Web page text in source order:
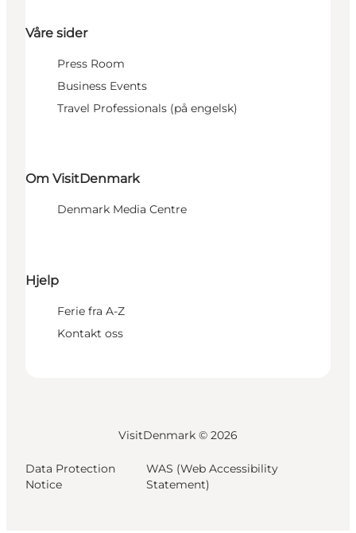
Våre sider
Press Room
Business Events
Travel Professionals (på engelsk)
Om VisitDenmark
Denmark Media Centre
Hjelp
Ferie fra A-Z
Kontakt oss
VisitDenmark © 2026
Data Protection
Notice
WAS (Web Accessibility
Statement)